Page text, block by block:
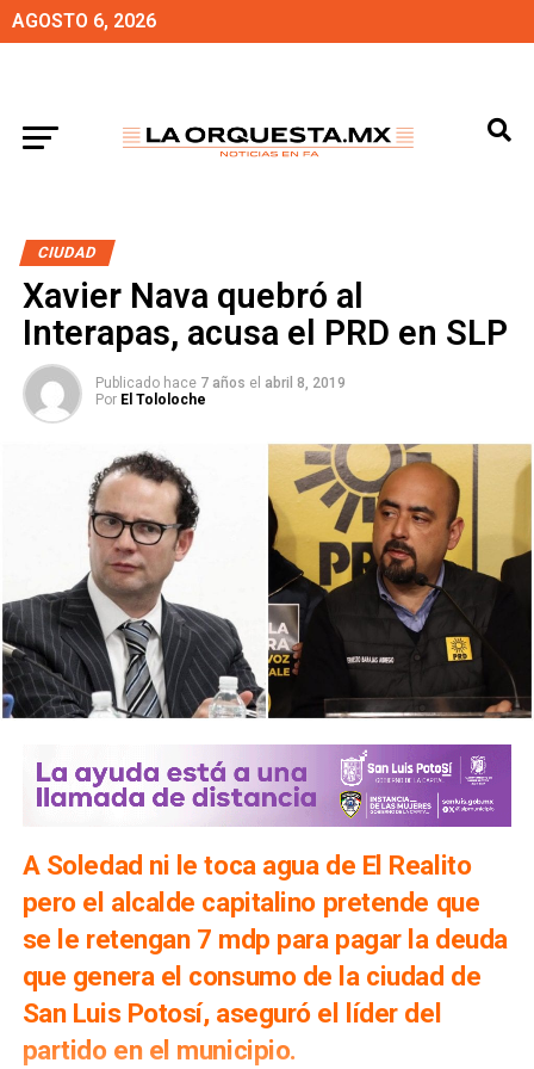
AGOSTO 6, 2026
CIUDAD
Xavier Nava quebró al
Interapas, acusa el PRD en SLP
Publicado hace 7 años el abril 8, 2019
Por El Tololoche
A Soledad ni le toca agua de El Realito
pero el alcalde capitalino pretende que
se le retengan 7 mdp para pagar la deuda
que genera el consumo de la ciudad de
San Luis Potosí, aseguró el líder del
partido en el municipio.